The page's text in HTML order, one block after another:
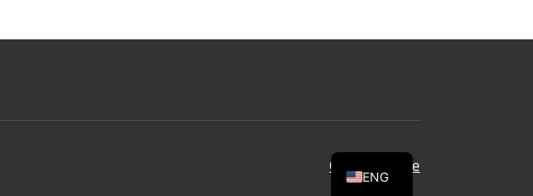
Oldal tetejére
ENG